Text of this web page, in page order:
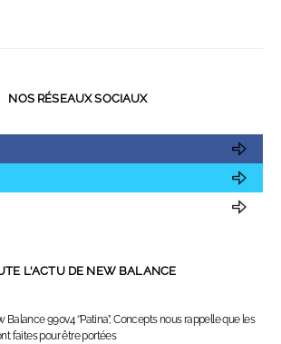
NOS RÉSEAUX SOCIAUX
L'ACTU DE NEW BALANCE
990v4 ‘’Patina’’, Concepts nous rappelle que les
faites pour être portées